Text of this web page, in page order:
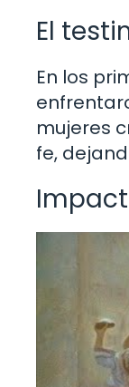
El
En los
mujeres
fe,